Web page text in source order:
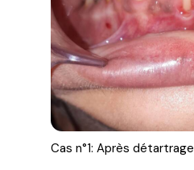
Cas n°1: Après détartrage